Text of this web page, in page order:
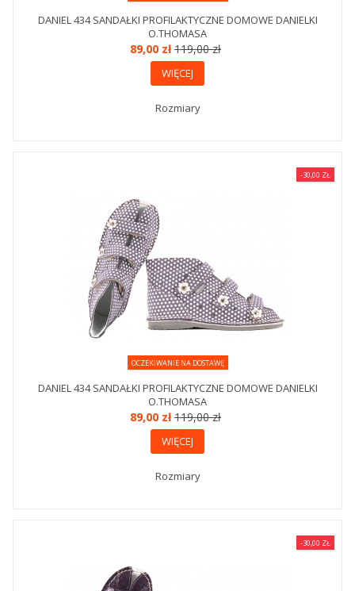
DANIEL 434 SANDAŁKI PROFILAKTYCZNE DOMOWE DANIELKI
O.THOMASA
89,00 zł119,00 zł
WIĘCEJ
Rozmiary
-30,00 ZŁ
OCZEKIWANIE NA DOSTAWĘ
DANIEL 434 SANDAŁKI PROFILAKTYCZNE DOMOWE DANIELKI
O.THOMASA
89,00 zł119,00 zł
WIĘCEJ
Rozmiary
-30,00 ZŁ